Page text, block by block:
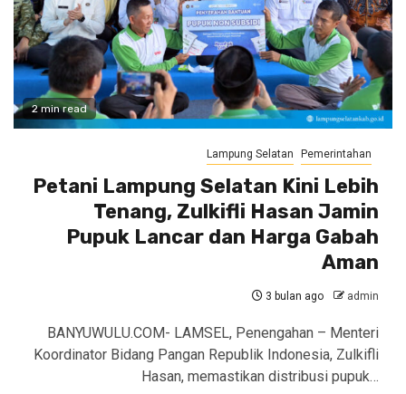
2 min read
Lampung Selatan Pemerintahan
Petani Lampung Selatan Kini Lebih
Tenang, Zulkifli Hasan Jamin
Pupuk Lancar dan Harga Gabah
Aman
3 bulan ago admin
BANYUWULU.COM- LAMSEL, Penengahan – Menteri
Koordinator Bidang Pangan Republik Indonesia, Zulkifli
Hasan, memastikan distribusi pupuk…